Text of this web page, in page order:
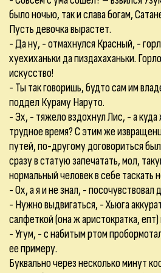
было ночью, так и слава богам,
Пусть девочка вырастет.
- Да ну, - отмахнулся Красный, -
хуехиханьки да пиздахаханьки.
искусство!
- Ты так говоришь, будто сам им
поддел Кураму Наруто.
- Эх, - тяжело вздохнул Лис, - а
трудное время? С этим же
путей, по-другому договориться
сразу в статую запечатать, мол,
нормальный человек в себе таскать
- Ох, а я и не знал, - посочувствовал
- Нужно выдвигаться, - Хьюга
салфеткой (она ж аристократка, епт)
- Угум, - с набитым ртом
ее примеру.
Буквально через несколько минут